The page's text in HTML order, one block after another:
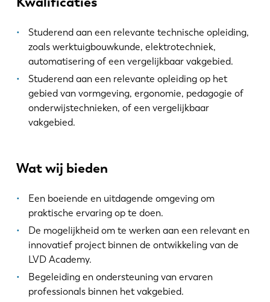
Studerend aan een relevante technische opleiding,
zoals werktuigbouwkunde, elektrotechniek,
automatisering of een vergelijkbaar vakgebied.
Studerend aan een relevante opleiding op het
gebied van vormgeving, ergonomie, pedagogie of
onderwijstechnieken, of een vergelijkbaar
vakgebied.
Wat wij bieden
Een boeiende en uitdagende omgeving om
praktische ervaring op te doen.
De mogelijkheid om te werken aan een relevant en
innovatief project binnen de ontwikkeling van de
LVD Academy.
Begeleiding en ondersteuning van ervaren
professionals binnen het vakgebied.
EN NL
FR
ES PT-PT
PL SK
KO CN